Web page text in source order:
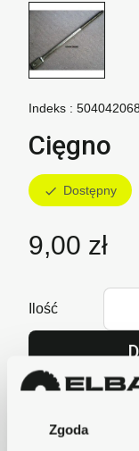
Zgoda
Indeks :
Cięgno
check Dostępny
9,00 zł
Ilość
lub